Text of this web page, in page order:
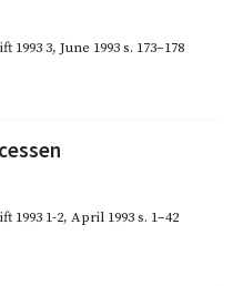
1993 3, June 1993s. 173–178
1993 1-2, April 1993s. 1–42